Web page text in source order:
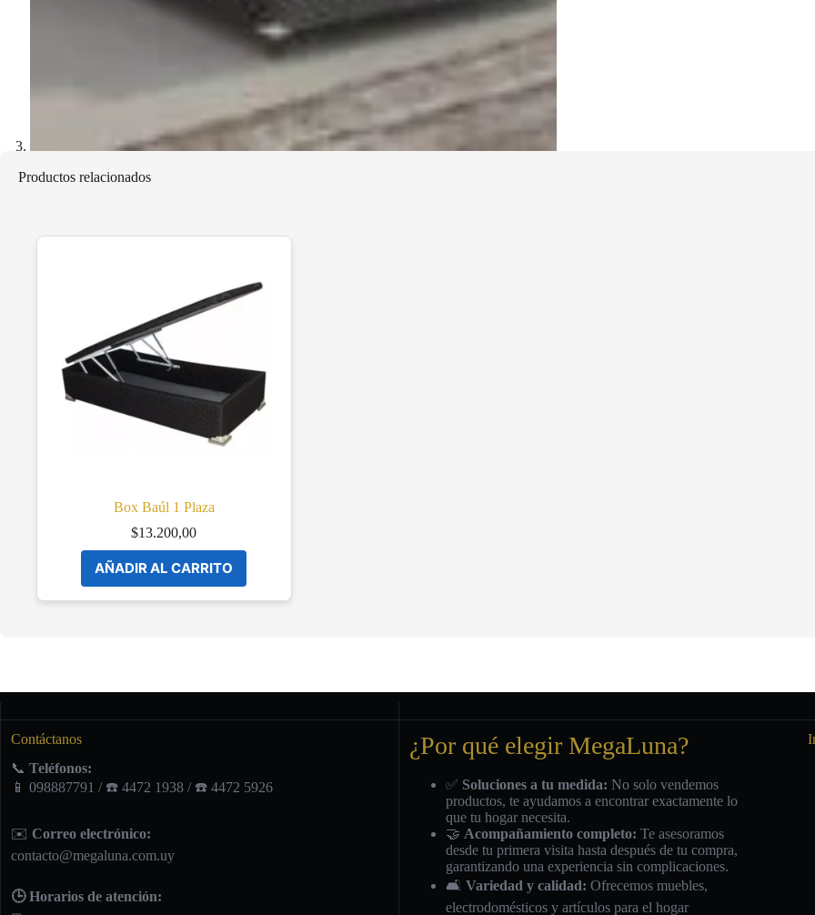
Productos relacionados
Box Baúl 1 Plaza
$13.200,00
AÑADIR AL CARRITO
Contáctanos
📞 Teléfonos:
📱 098887791 / ☎️ 4472 1938 / ☎️ 4472 5926
✉️ Correo electrónico:
contacto@megaluna.com.uy
🕒 Horarios de atención:
¿Por qué elegir MegaLuna?
✅ Soluciones a tu medida: No solo vendemos
productos, te ayudamos a encontrar exactamente lo
que tu hogar necesita.
🤝 Acompañamiento completo: Te asesoramos
desde tu primera visita hasta después de tu compra,
garantizando una experiencia sin complicaciones.
🛋️ Variedad y calidad: Ofrecemos muebles,
electrodomésticos y artículos para el hogar